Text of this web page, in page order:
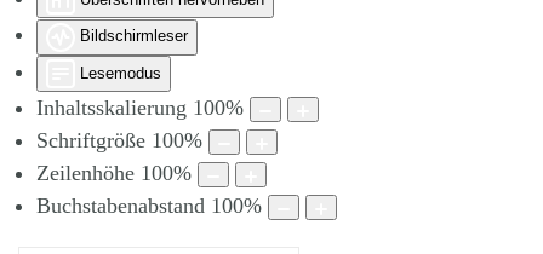
Bildschirmleser
Lesemodus
Inhaltsskalierung 100%
Schriftgröße 100%
Zeilenhöhe 100%
Buchstabenabstand 100%